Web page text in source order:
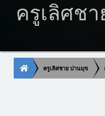
ครูเลิศช
ครูเลิศชาย ปานมุข